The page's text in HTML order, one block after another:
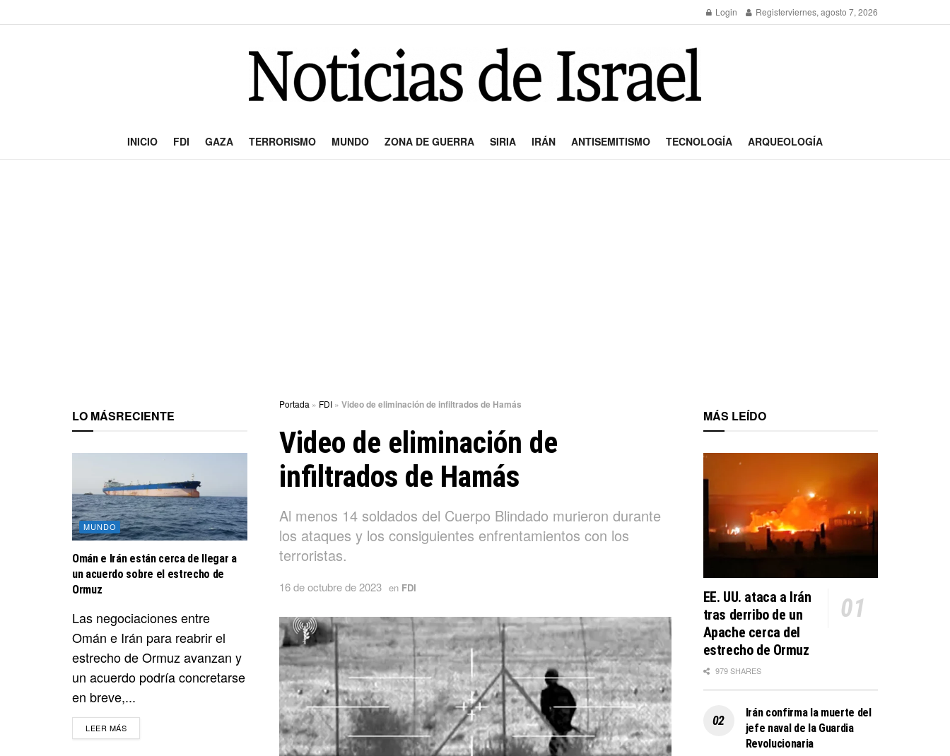
Login Registerviernes, agosto 7, 2026
INICIO FDI GAZA TERRORISMO MUNDO ZONA DE GUERRA SIRIA IRÁN ANTISEMITISMO TECNOLOGÍA ARQUEOLOGÍA
Portada » FDI» Video de eliminación de infiltrados de Hamás
Video de eliminación de
infiltrados de Hamás
Al menos 14 soldados del Cuerpo Blindado murieron durante
los ataques y los consiguientes enfrentamientos con los
terroristas.
16 de octubre de 2023 en FDI
LO MÁSRECIENTE
MUNDO
Omán e Irán están cerca de llegar a
un acuerdo sobre el estrecho de
Ormuz
Las negociaciones entre
Omán e Irán para reabrir el
estrecho de Ormuz avanzan y
un acuerdo podría concretarse
en breve,...
LEER MÁSDETAILS
MÁS LEÍDO
EE. UU. ataca a Irán
tras derribo de un
Apache cerca del
estrecho de Ormuz
979 SHARES
Irán confirma la muerte del
jefe naval de la Guardia
Revolucionaria